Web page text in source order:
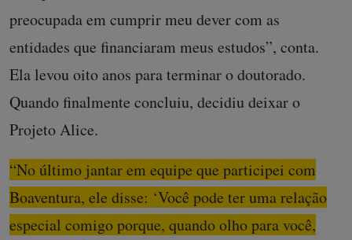
preocupada em cumprir meu dever com as
entidades que financiaram meus estudos”, conta.
Ela levou oito anos para terminar o doutorado.
Quando finalmente concluiu, decidiu deixar o
Projeto Alice.
“No último jantar em equipe que participei com
Boaventura, ele disse: ‘Você pode ter uma relação
especial comigo porque, quando olho para você,